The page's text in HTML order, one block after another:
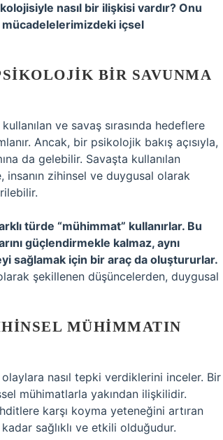
nasıl bir ilişkisi vardır? Onu
mücadelelerimizdeki içsel
BIR SAVUNMA
ve savaş sırasında hedeflere
Ancak, bir psikolojik bakış açısıyla,
da gelebilir. Savaşta kullanılan
zihinsel ve duygusal olarak
türde “mühimmat” kullanırlar. Bu
güçlendirmekle kalmaz, aynı
sağlamak için bir araç da oluştururlar.
şekillenen düşüncelerden, duygusal
MÜHIMMATIN
nasıl tepki verdiklerini inceler. Bir
mühimatlarla yakından ilişkilidir.
karşı koyma yeteneğini artıran
sağlıklı ve etkili olduğudur.